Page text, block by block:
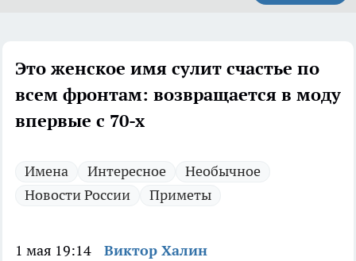
Это женское имя сулит счастье по
всем фронтам: возвращается в моду
впервые с 70-х
Имена Интересное
Необычное
Новости России
Приметы
1 мая 19:14 Виктор Халин